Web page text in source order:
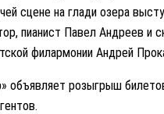
сцене на глади озера
пианист Павел Андреев и
филармонии Андрей
объявляет розыгрыш